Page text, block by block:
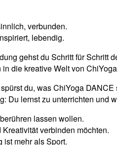
verbunden.
lebendig.
gehst du Schritt für Schritt
die kreative Welt von
du, was ChiYoga DANCE
Du lernst zu unterrichten und
lassen wollen.
verbinden möchten.
ist mehr als Sport.